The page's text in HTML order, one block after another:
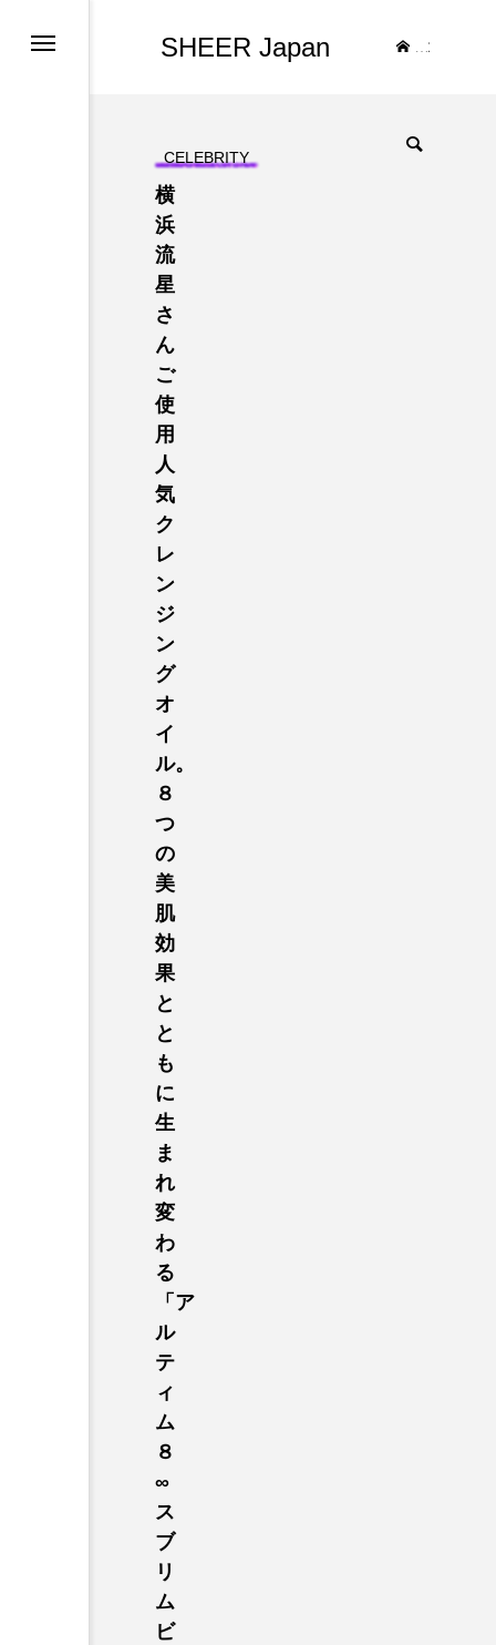
SHEER Japan
CELEBRITY
横
浜
流
星
さ
ん
ご
使
用
人
気
ク
レ
ン
ジ
ン
グ
オ
イ
ル。
８
つ
の
美
肌
効
果
と
と
も
に
生
ま
れ
変
わ
る
「ア
ル
テ
ィ
ム
８
∞
ス
ブ
リ
ム
ビ